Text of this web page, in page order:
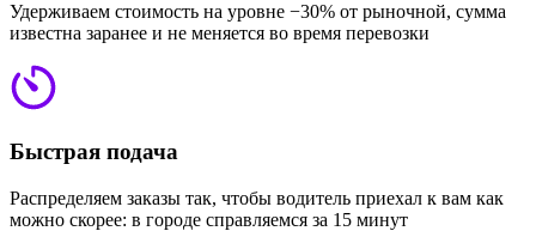
Удерживаем стоимость на уровне −30% от рыночной, сумма
известна заранее и не меняется во время перевозки
Быстрая подача
Распределяем заказы так, чтобы водитель приехал к вам как
можно скорее: в городе справляемся за 15 минут